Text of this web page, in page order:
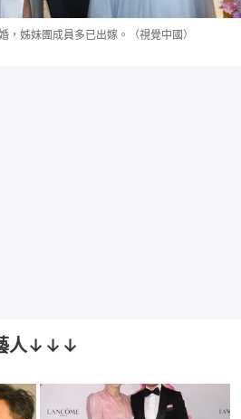
姊妹團成員多已出嫁。（視覺中國）
人↓↓↓